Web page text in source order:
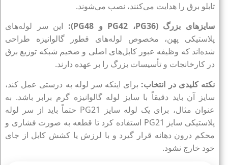
تابلو برق را هدایت می‌کنند، نصب می‌شوند.
سایزهای بزرگ (PG36، PG42 وPG48
): این سر لوله‌های
پلاستیکی پهن، مخصوص لوله‌های قطور گالوانیزه طراحی
شده‌اند که وظیفه عبور کابل‌های اصلی و ضخیم شبکه توزیع برق
در کارخانجات و تأسیسات بزرگ را بر عهده دارند.
نکته کلیدی در انتخاب: برای اینکه سر لوله به درستی عمل کند،
سایز آن باید دقیقاً با سایز لوله گالوانیزه گرم برابر باشد. به
عنوان مثال، برای یک لوله سایز
PG21 حتماً باید از سر لوله
پلاستیکی سایز PG21 استفاده کرد تا قطعه به صورت فشاری و
محکم درون دهانه قرار گیرد و با لرزش یا کشش کابل از جای
خود خارج نشود.